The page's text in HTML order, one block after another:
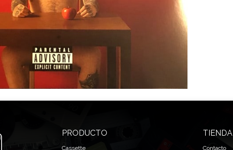
PRODUCTO
Cassette
TIENDA
Contacto